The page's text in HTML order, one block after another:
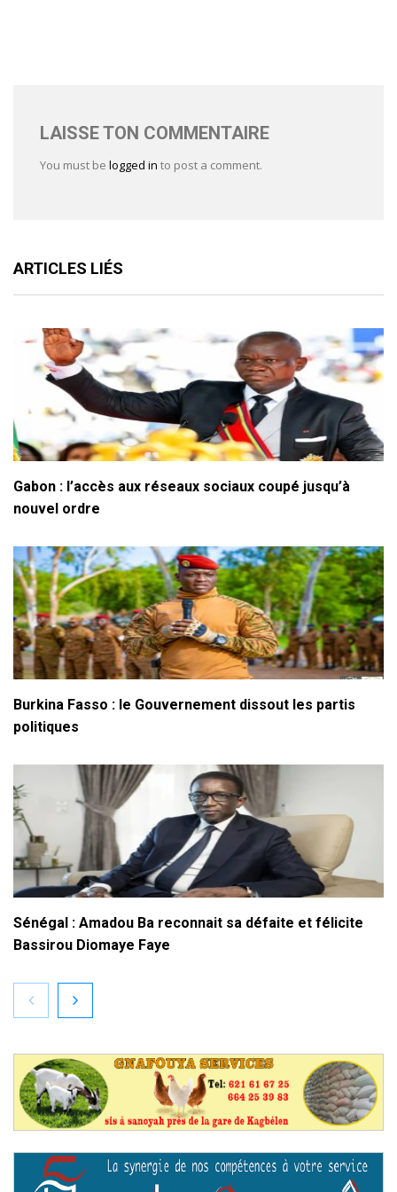
LAISSE TON COMMENTAIRE
You must be logged in to post a comment.
ARTICLES LIÉS
Gabon : l’accès aux réseaux sociaux coupé jusqu’à
nouvel ordre
Burkina Fasso : le Gouvernement dissout les partis
politiques
Sénégal : Amadou Ba reconnait sa défaite et félicite
Bassirou Diomaye Faye